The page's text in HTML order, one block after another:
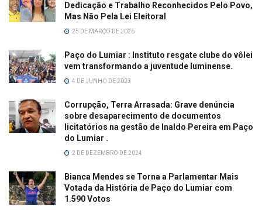
Dedicação e Trabalho Reconhecidos Pelo Povo,
Mas Não Pela Lei Eleitoral
25 DE MARÇO DE 2026
Paço do Lumiar : Instituto resgate clube do vôlei
vem transformando a juventude luminense.
4 DE JUNHO DE 2023
Corrupção, Terra Arrasada: Grave denúncia
sobre desaparecimento de documentos
licitatórios na gestão de Inaldo Pereira em Paço
do Lumiar .
2 DE DEZEMBRO DE 2024
Bianca Mendes se Torna a Parlamentar Mais
Votada da História de Paço do Lumiar com
1.590 Votos